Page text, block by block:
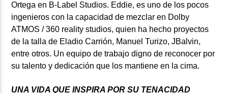
Ortega en B-Label Studios. Eddie, es uno de los pocos
ingenieros con la capacidad de mezclar en Dolby
ATMOS / 360 reality studios, quien ha hecho proyectos
de la talla de Eladio Carrión, Manuel Turizo, JBalvin,
entre otros. Un equipo de trabajo digno de reconocer por
su talento y dedicación que los mantiene en la cima.
UNA VIDA QUE INSPIRA POR SU TENACIDAD